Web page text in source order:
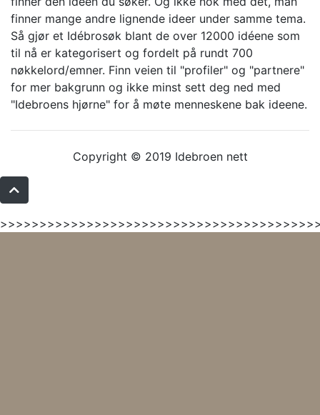
finner mange andre lignende ideer under samme tema.
Så gjør et Idébrosøk blant de over 12000 idéene som
til nå er kategorisert og fordelt på rundt 700
nøkkelord/emner. Finn veien til "profiler" og "partnere"
for mer bakgrunn og ikke minst sett deg ned med
"Idebroens hjørne" for å møte menneskene bak ideene.
Copyright © 2019 Idebroen nett